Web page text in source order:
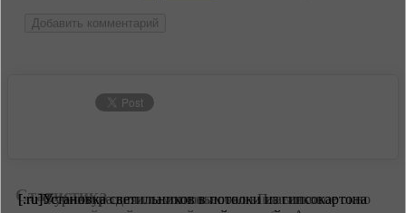
[:ru]Если вы решили самостоятельно заняться
[:ru]Фурнитура для пластиковых окон Пластиковое окно
[:ru]Установка светильников в потолки из гипсокартона
Статистика